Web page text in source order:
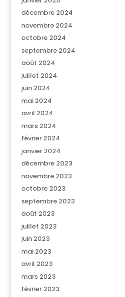
décembre 2024
novembre 2024
octobre 2024
septembre 2024
août 2024
juillet 2024
juin 2024
mai 2024
avril 2024
mars 2024
février 2024
janvier 2024
décembre 2023
novembre 2023
octobre 2023
septembre 2023
août 2023
juillet 2023
juin 2023
mai 2023
avril 2023
mars 2023
février 2023